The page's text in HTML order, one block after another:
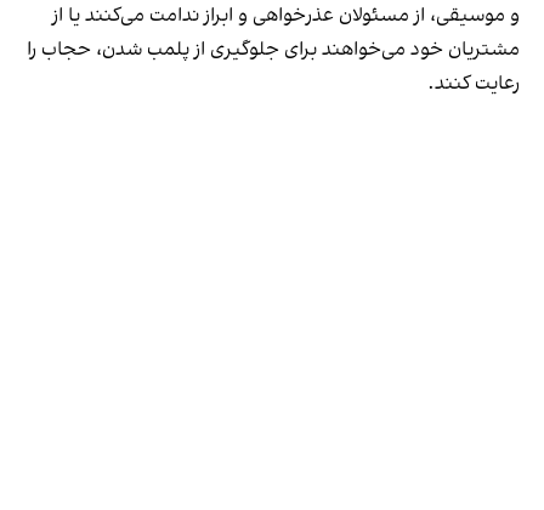
و موسیقی، از مسئولان عذرخواهی و ابراز ندامت می‌کنند یا از
مشتریان خود می‌خواهند برای جلوگیری از پلمب شدن، حجاب را
رعایت کنند.